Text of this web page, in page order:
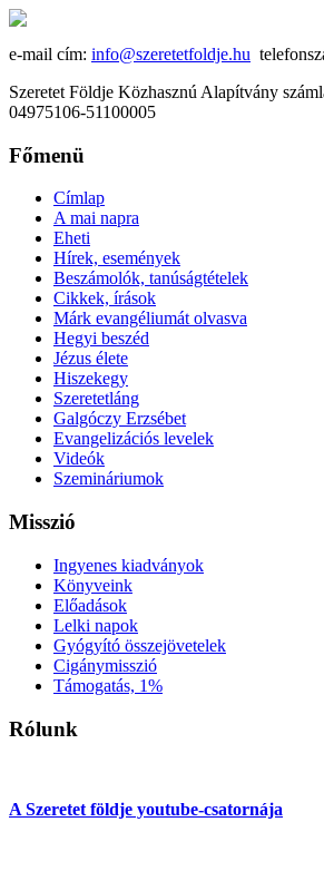
e-mail cím: info@szeretetfoldje.hu
Szeretet Földje Közhasznú Alapítvány
04975106-51100005
Főmenü
Címlap
A mai napra
Eheti
Hírek, események
Beszámolók, tanúságtételek
Cikkek, írások
Márk evangéliumát olvasva
Hegyi beszéd
Jézus élete
Hiszekegy
Szeretetláng
Galgóczy Erzsébet
Evangelizációs levelek
Videók
Szemináriumok
Misszió
Ingyenes kiadványok
Könyveink
Előadások
Lelki napok
Gyógyító összejövetelek
Cigánymisszió
Támogatás, 1%
Rólunk
A Szeretet földje youtube-csatornája